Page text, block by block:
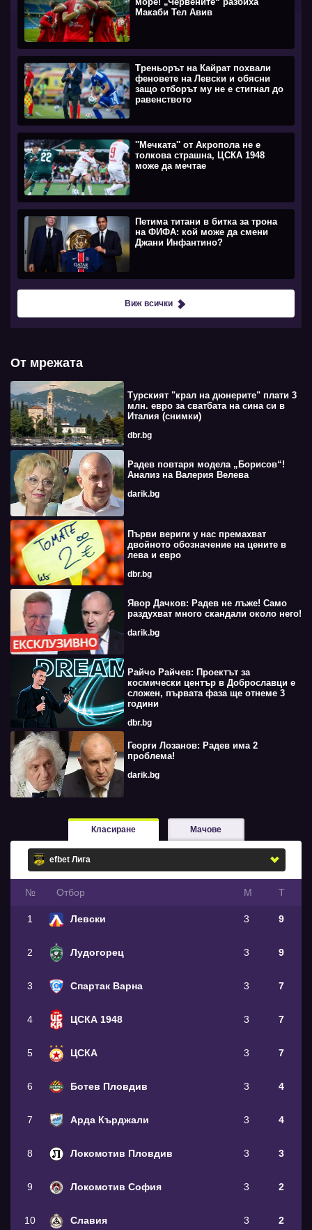
Макаби Тел Авив
Треньорът на Кайрат похвали
феновете на Левски и обясни
защо отборът му не е стигнал до
равенството
''Мечката'' от Акропола не е
толкова страшна, ЦСКА 1948
може да мечтае
Петима титани в битка за трона
на ФИФА: кой може да смени
Джани Инфантино?
Виж всички
От мрежата
Турският "крал на дюнерите" плати 3
млн. евро за сватбата на сина си в
Италия (снимки)
dbr.bg
Радев повтаря модела „Борисов“!
Анализ на Валерия Велева
darik.bg
Първи вериги у нас премахват
двойното обозначение на цените в
лева и евро
dbr.bg
Явор Дачков: Радев не лъже! Само
раздухват много скандали около него!
darik.bg
Райчо Райчев: Проектът за
космически център в Доброславци е
сложен, първата фаза ще отнеме 3
години
dbr.bg
Георги Лозанов: Радев има 2
проблема!
darik.bg
Класиране Мачове
№ Oтбор М Т
1 Левски 3 9
2 Лудогорец 3 9
3 Спартак Варна 3 7
4 ЦСКА 1948 3 7
5 ЦСКА 3 7
6 Ботев Пловдив 3 4
7 Арда Кърджали 3 4
8 Локомотив Пловдив 3 3
9 Локомотив София 3 2
10 Славия 3 2